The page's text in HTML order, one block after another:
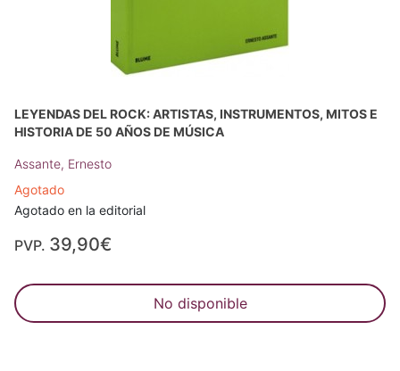
LEYENDAS DEL ROCK: ARTISTAS, INSTRUMENTOS, MITOS E
HISTORIA DE 50 AÑOS DE MÚSICA
Assante, Ernesto
Agotado
Agotado en la editorial
PVP. 39,90€
No disponible